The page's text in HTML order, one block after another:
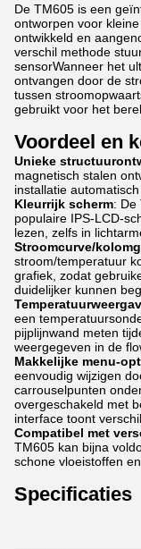
De TM605 is een
ontworpen voor
ontwikkeld en
verschil methode
sensorWanneer het
ontvangen door de
tussen
gebruikt voor het
Voordeel en
Unieke
magnetisch stalen
installatie
Kleurrijk scherm: De
populaire IPS-LCD-
lezen, zelfs in
Stroomcurve/
stroom/temperatuur
grafiek, zodat
duidelijker kunnen
een
pijplijnwand meten
weergegeven in de
Makkelijke menu-
eenvoudig wijzigen
carrouselpunten
overgeschakeld met
interface toont
Compatibel met
TM605 kan bijna
schone vloeistoffen
Specificaties